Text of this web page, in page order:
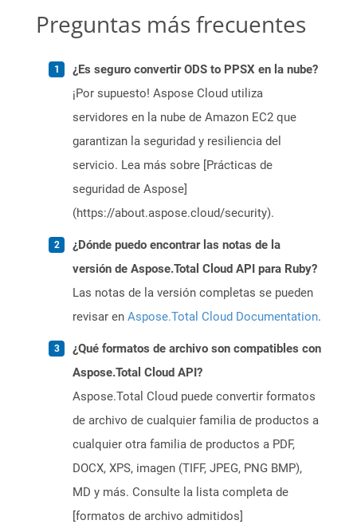
Preguntas más frecuentes
¿Es seguro convertir ODS to PPSX en la nube?
¡Por supuesto! Aspose Cloud utiliza
servidores en la nube de Amazon EC2 que
garantizan la seguridad y resiliencia del
servicio. Lea más sobre [Prácticas de
seguridad de Aspose]
(https://about.aspose.cloud/security).
¿Dónde puedo encontrar las notas de la
versión de Aspose.Total Cloud API para Ruby?
Las notas de la versión completas se pueden
revisar en Aspose.Total Cloud Documentation.
¿Qué formatos de archivo son compatibles con
Aspose.Total Cloud API?
Aspose.Total Cloud puede convertir formatos
de archivo de cualquier familia de productos a
cualquier otra familia de productos a PDF,
DOCX, XPS, imagen (TIFF, JPEG, PNG BMP),
MD y más. Consulte la lista completa de
[formatos de archivo admitidos]